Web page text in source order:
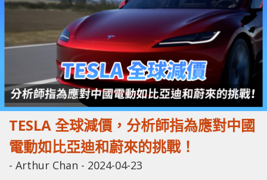
TESLA 全球減價，分析師指為應對中國
電動如比亞迪和蔚來的挑戰！
- Arthur Chan - 2024-04-23